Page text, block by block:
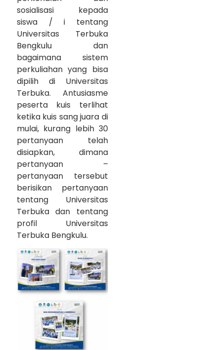
sosialisasi kepada
siswa / i tentang
Universitas Terbuka
Bengkulu dan
bagaimana sistem
perkuliahan yang bisa
dipilih di Universitas
Terbuka. Antusiasme
peserta kuis terlihat
ketika kuis sang juara di
mulai, kurang lebih 30
pertanyaan telah
disiapkan, dimana
pertanyaan –
pertanyaan tersebut
berisikan pertanyaan
tentang Universitas
Terbuka dan tentang
profil Universitas
Terbuka Bengkulu.